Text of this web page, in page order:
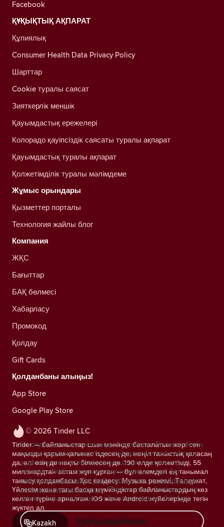
© 2026 Tinder LLC
Tinder — байланыстар шын мәнінде басталатын жер: сен
маңызды қарым-қатынас іздесең де, жеңіл таныстық қаласаң
да, әлі өзің де нақты білмесең де. 190 елде қолжетімді, 55
миллиардтан астам жұп құрған — бұл әлемдегі ең танымал
танысу қолданбасы. Қос кездесу, Музыка режимі, Төлқұжат,
Үйлесім және тағы басқа мүмкіндіктер байланыстардың кез
келген түріне арналған. iOS және Android жүйелерінде тегін
жүктеп ал.
Kazakh
Facebook
ҚҰҚЫҚТЫҚ АҚПАРАТ
Құпиялық
Consumer Health Data Privacy Policy
Шарттар
Cookie туралы саясат
Зияткерлік меншік
Қауымдастық ережелері
Колорадо қауіпсіздік саясаты туралы ақпарат
Қауымдастық туралы ақпарат
Қолжетімділік туралы мәлімдеме
Жұмыс орындары
Қызметтер порталы
Технология жайлы блог
Компания
ЖҚС
Бағыттар
БАҚ бөлмесі
Хабарласу
Промокод
Қолдау
Gift Cards
Қолданбаны алыңыз!
App Store
Google Play Store
Біз сіздің құпиялылығыңызды сақтаймыз. Біз және біздің
серіктестеріміз трекерлерді пайдаланып, веб-сайттың
аудиториясын есептейді және сіздерге ұсыныстар
көрсетіп, Tinder операцияларын жақсартады. Біз
пайдаланатын cookie файлдары және провайдерлері
туралы қосымша ақпарат. Параметрлер бөлімінде кез
келген уақытта келісімнен бас тартуыңызға болады.
Қабылдаймын